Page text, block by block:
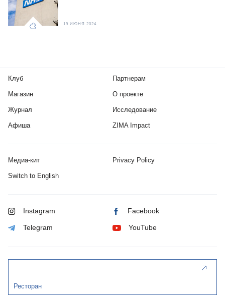
19 ИЮНЯ 2024
Клуб
Магазин
Журнал
Афиша
Партнерам
О проекте
Исследование
ZIMA Impact
Медиа-кит Privacy Policy
Switch to English
Instagram Facebook
Telegram YouTube
Ресторан